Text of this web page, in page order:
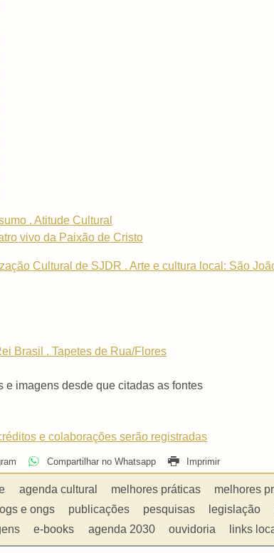
. Atitude Cultural
vivo da Paixão de Cristo
Cultural de SJDR . Arte e cultura local: São
Brasil . Tapetes de Rua/Flores
imagens desde que citadas as fontes
e colaborações serão registradas
Compartilhar no Whatsapp Imprimir
agenda cultural melhores práticas melhores
ogs e ongs publicações pesquisas legislação
e-books agenda 2030 ouvidoria links